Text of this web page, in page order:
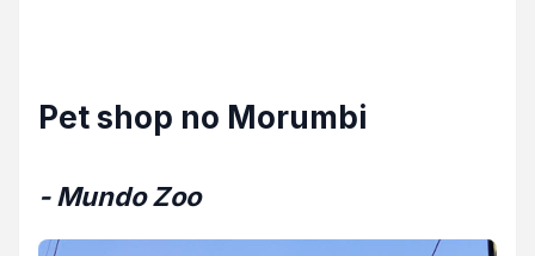
Pet shop no Morumbi
- Mundo Zoo